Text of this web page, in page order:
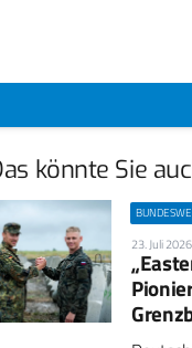
könnte Sie
23. Juli 2026